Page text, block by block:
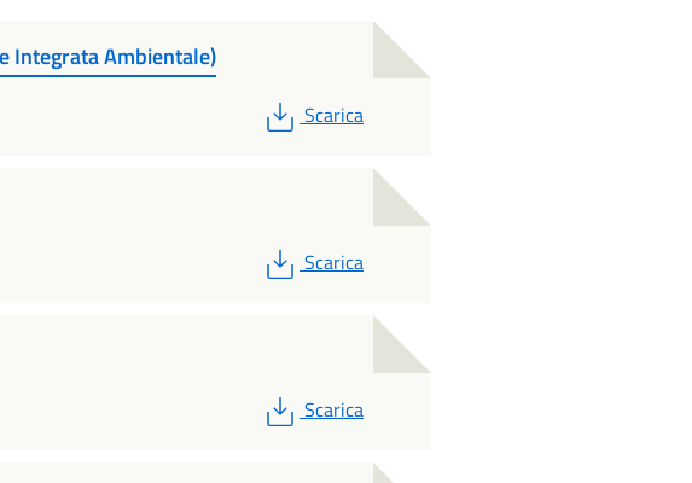
Integrata Ambientale)
PDF
Scarica
PDF
Scarica
PDF
Scarica